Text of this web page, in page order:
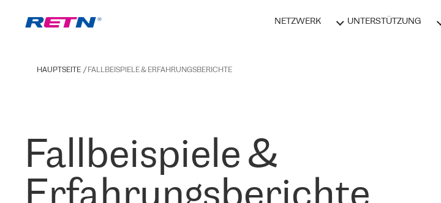
NETZWERK UNTERSTÜTZUNG
HAUPTSEITE FALLBEISPIELE & ERFAHRUNGSBERICHTE
Fallbeispiele &